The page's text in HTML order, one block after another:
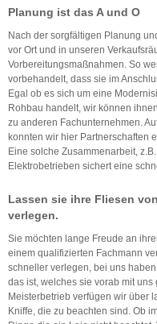
Planung ist das A und O
Nach der sorgfältigen Planung
vor Ort und in unseren
Vorbereitungsmaßnahmen. So
vorbehandelt, dass sie im
Egal ob es sich um eine
Rohbau handelt, wir können
zu anderen Fachunternehmen.
konnten wir hier Partnerschaften
Eine solche Zusammenarbeit,
Elektrobetrieben sichert eine
Lassen sie ihre Fliesen
verlegen.
Sie möchten lange Freude an
einem qualifizierten Fachmann
schneller verlegen, bei uns
das ist, welches sie vorab mit
Meisterbetrieb verfügen wir über
Kniffe, die zu beachten sind. Ob